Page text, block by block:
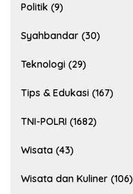
Politik (9)
Syahbandar (30)
Teknologi (29)
Tips & Edukasi (167)
TNI-POLRI (1682)
Wisata (43)
Wisata dan Kuliner (106)